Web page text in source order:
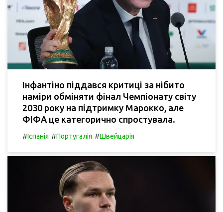
Інфантіно піддався критиці за нібито
наміри обміняти фінал Чемпіонату світу
2030 року на підтримку Марокко, але
ФІФА це категорично спростувала.
#Іспанія #Португалія #Швейцарія